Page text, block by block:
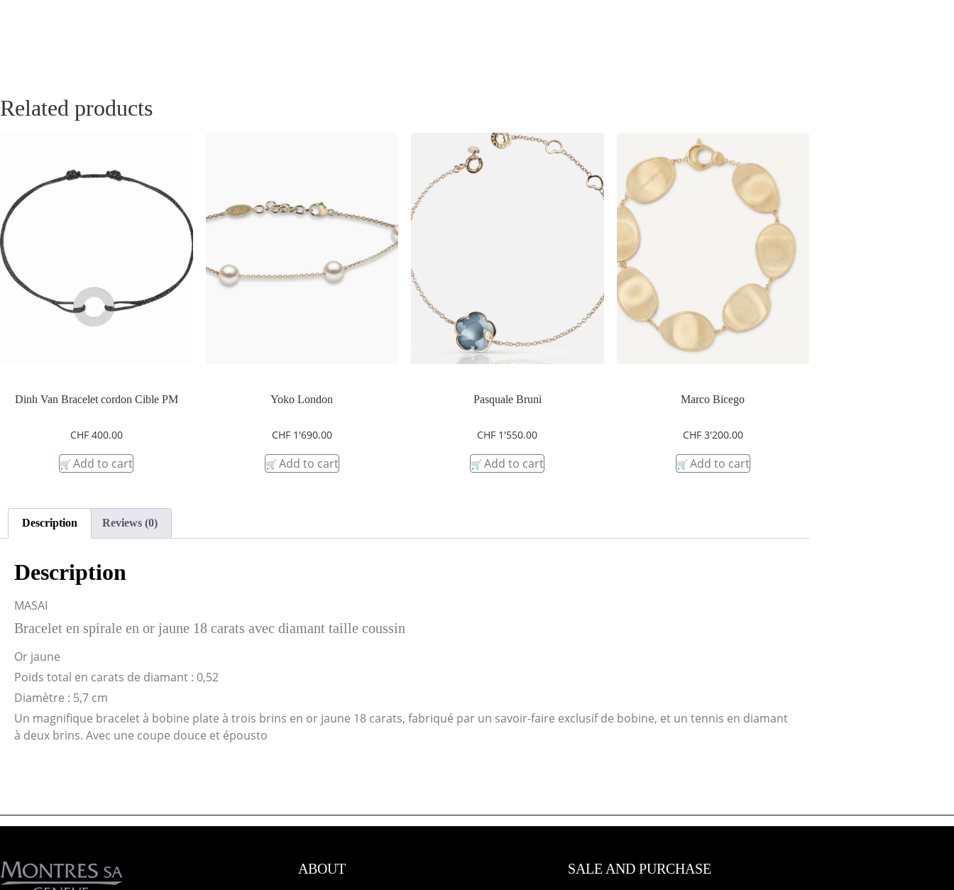
Related products
Dinh Van Bracelet cordon Cible PM
CHF400.00
Add to cart
Yoko London
CHF1'690.00
Add to cart
Pasquale Bruni
CHF 1'550.00
Add to cart
Marco Bicego
CHF3'200.00
Add to cart
Description Reviews (0)
Description
MASAI
Bracelet en spirale en or jaune 18 carats avec diamant taille coussin
Or jaune
Poids total en carats de diamant : 0,52
Diamètre : 5,7 cm
Un magnifique bracelet à bobine plate à trois brins en or jaune 18 carats, fabriqué par un savoir-faire exclusif de bobine, et un tennis en diamant
à deux brins. Avec une coupe douce et épousto
ABOUT SALE AND PURCHASE